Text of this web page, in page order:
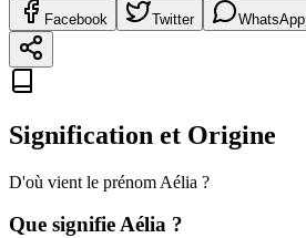
Facebook Twitter WhatsApp
Signification et Origine
D'où vient le prénom Aélia ?
Que signifieAélia ?